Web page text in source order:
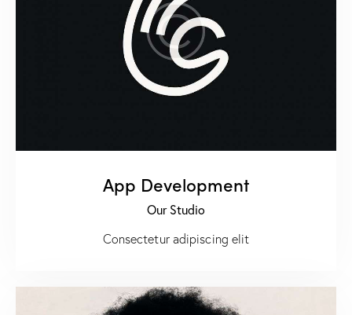
App Development
Our Studio
Consectetur adipiscing elit